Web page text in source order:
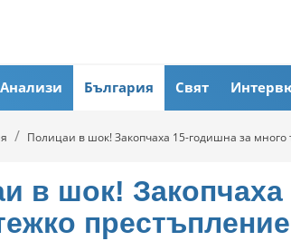
Анализи България Свят
Полицаи в шок! Закопчаха 15-годишна за много
в шок! Закопчаха